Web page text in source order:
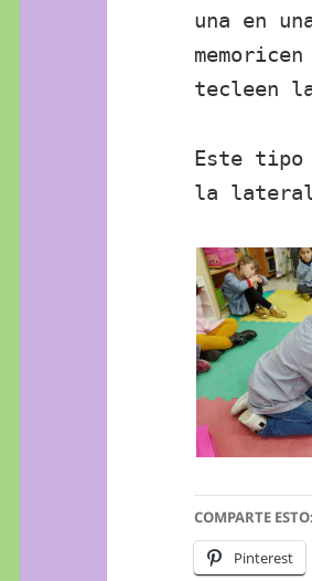
una en
tecleen la
Este tipo
la
COMPARTE ESTO:
Pinterest